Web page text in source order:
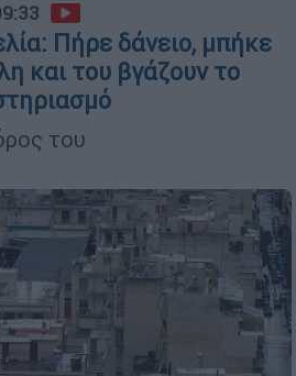
Πήρε δάνειο, μπήκε
και του βγάζουν το
του